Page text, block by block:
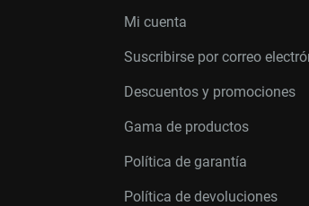
Mi cuenta
Suscribirse por correo
Descuentos y promociones
Gama de productos
Política de garantía
Política de devoluciones